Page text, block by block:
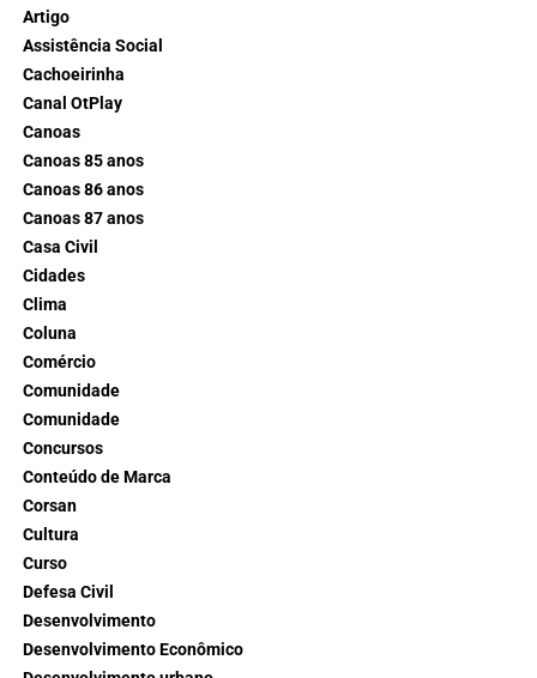
Artigo
Assistência Social
Cachoeirinha
Canal OtPlay
Canoas
Canoas 85 anos
Canoas 86 anos
Canoas 87 anos
Casa Civil
Cidades
Clima
Coluna
Comércio
Comunidade
Comunidade
Concursos
Conteúdo de Marca
Corsan
Cultura
Curso
Defesa Civil
Desenvolvimento
Desenvolvimento Econômico